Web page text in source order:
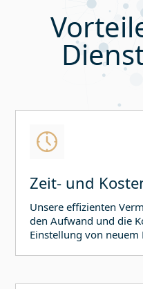
Zeit- und
Unsere effizienten
den Aufwand und die
Einstellung von